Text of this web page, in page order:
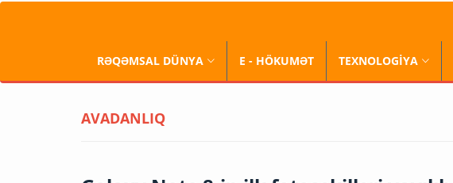
RƏQƏMSAL DÜNYA E - HÖKUMƏT TEXNOLOGİYA
AVADANLIQ